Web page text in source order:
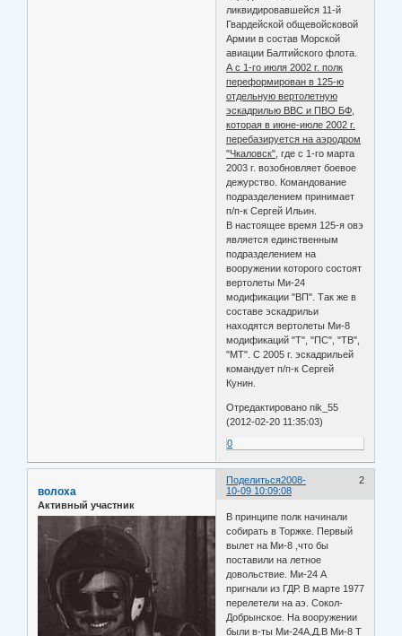
ликвидировавшейся 11-й
Гвардейской общевойсковой
Армии в состав Морской
авиации Балтийского флота.
А с 1-го июля 2002 г. полк
переформирован в 125-ю
отдельную вертолетную
эскадрилью ВВС и ПВО БФ,
которая в июне-июле 2002 г.
перебазируется на аэродром
"Чкаловск" , где с 1-го марта
2003 г. возобновляет боевое
дежурство. Командование
подразделением принимает
п/п-к Сергей Ильин.
В настоящее время 125-я овэ
является единственным
подразделением на
вооружении которого состоят
вертолеты Ми-24
модификации "ВП". Так же в
составе эскадрильи
находятся вертолеты Ми-8
модификаций "Т", "ПС", "ТВ",
"МТ". С 2005 г. эскадрильей
командует п/п-к Сергей
Кунин.
Отредактировано nik_55
(2012-02-20 11:35:03)
0
Поделиться 2
2008-
10-09 10:09:08
волоха
Активный участник
В принципе полк начинали
собирать в Торжке. Первый
вылет на Ми-8 ,что бы
поставили на летное
довольствие. Ми-24 А
пригнали из ГДР. В марте 1977
перелетели на аэ. Сокол-
Добрынское. На вооружении
были в-ты Ми-24А,Д.В Ми-8 Т